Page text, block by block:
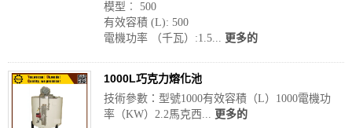
模型︰ 500
有效容積 (L): 500
電機功率 （千瓦）:1.5... 更多的
1000L巧克力熔化池
技術參數：型號1000有效容積（L）1000電機功
率（KW）2.2馬克西... 更多的